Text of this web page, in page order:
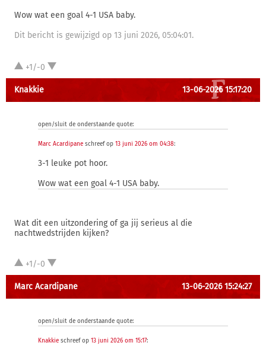
Wow wat een goal 4-1 USA baby.
Dit bericht is gewijzigd op 13 juni 2026, 05:04:01.
+1/-0
Knakkie 13-06-2026 15:17:20
open/sluit de onderstaande quote:
Marc Acardipane schreef op 13 juni 2026 om 04:38:
3-1 leuke pot hoor.
Wow wat een goal 4-1 USA baby.
Wat dit een uitzondering of ga jij serieus al die
nachtwedstrijden kijken?
+1/-0
Marc Acardipane 13-06-2026 15:24:27
open/sluit de onderstaande quote:
Knakkie schreef op 13 juni 2026 om 15:17: